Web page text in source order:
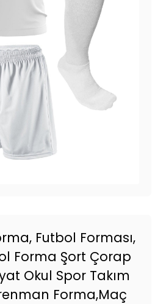
Futbol Forması,
Forma Şort Çorap
Okul Spor Takım
Forma,Maç